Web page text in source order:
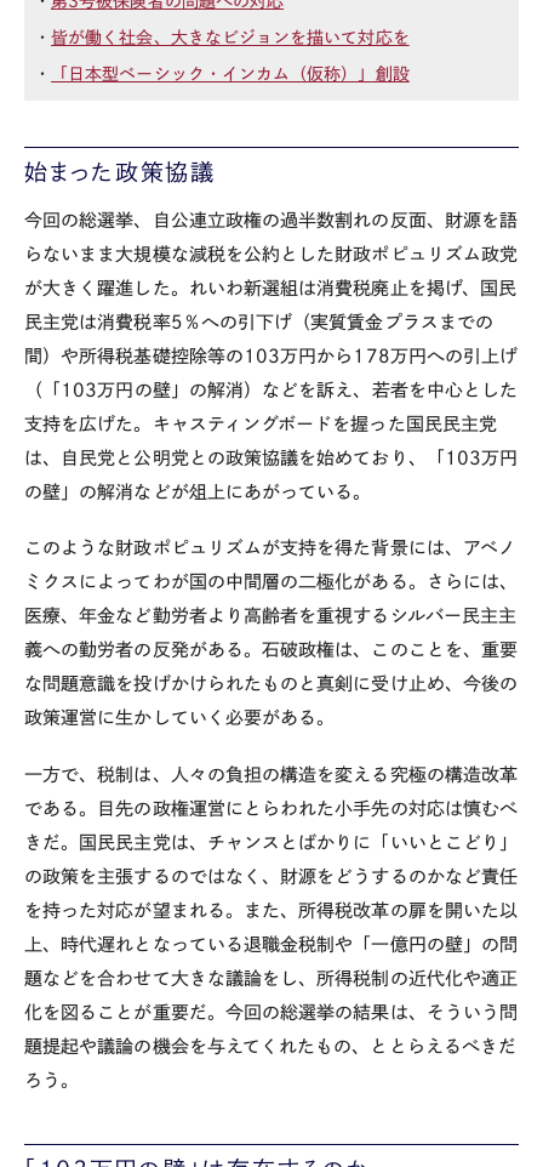
・皆が働く社会、大きなビジョンを描いて対応を
・ 「日本型ベーシック・インカム（仮称）」創設
始まった政策協議
今回の総選挙、自公連立政権の過半数割れの反面、財源を語
らないまま大規模な減税を公約とした財政ポピュリズム政党
が大きく躍進した。れいわ新選組は消費税廃止を掲げ、国民
民主党は消費税率5 ％への引下げ（実質賃金プラスまでの
間）や所得税基礎控除等の 103万円から 178万円への引上げ
（「 103万円の壁」の解消）などを訴え、若者を中心とした
支持を広げた。キャスティングボードを握った国民民主党
は、自民党と公明党との政策協議を始めており、「 103万円
の壁」の解消などが俎上にあがっている。
このような財政ポピュリズムが支持を得た背景には、アベノ
ミクスによってわが国の中間層の二極化がある。さらには、
医療、年金など勤労者より高齢者を重視するシルバー民主主
義への勤労者の反発がある。石破政権は、このことを、重要
な問題意識を投げかけられたものと真剣に受け止め、今後の
政策運営に生かしていく必要がある。
一方で、税制は、人々の負担の構造を変える究極の構造改革
である。目先の政権運営にとらわれた小手先の対応は慎むべ
きだ。国民民主党は、チャンスとばかりに「いいとこどり」
の政策を主張するのではなく、財源をどうするのかなど責任
を持った対応が望まれる。また、所得税改革の扉を開いた以
上、時代遅れとなっている退職金税制や「一億円の壁」の問
題などを合わせて大きな議論をし、所得税制の近代化や適正
化を図ることが重要だ。今回の総選挙の結果は、そういう問
題提起や議論の機会を与えてくれたもの、ととらえるべきだ
ろう。